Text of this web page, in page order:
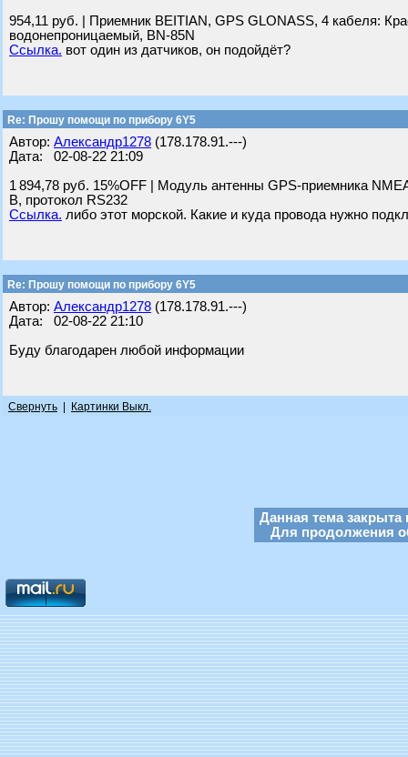
954,11 руб. | Приемник BEITIAN, GPS GLONASS, 4 кабеля:
водонепроницаемый, BN-85N
Ссылка. вот один из датчиков, он подойдёт?
Re: Прошу помощи по прибору 6Y5
Автор: Александр1278 (178.178.91.---)
Дата: 02-08-22 21:09
1 894,78 руб. 15%OFF | Модуль антенны GPS-приемника
В, протокол RS232
Ссылка. либо этот морской. Какие и куда провода нужно
Re: Прошу помощи по прибору 6Y5
Автор: Александр1278 (178.178.91.---)
Дата: 02-08-22 21:10
Буду благодарен любой информации
Свернуть Картинки Выкл.
Данная тема закрыта
Для продолжения